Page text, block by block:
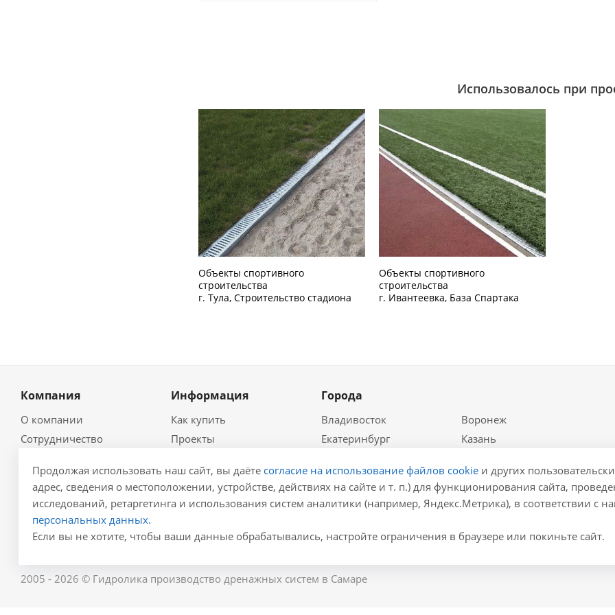
Использовалось при
Объекты спортивного
строительства
г. Тула, Строительство стадиона
Объекты спортивного
строительства
г. Ивантеевка, База Спартака
Компания
О компании
Сотрудничество
Контакты
Политика
Реквизиты
Результаты СОУТ
Информация
Как купить
Проекты
Гидравлический
калькулятор
Для проектировщиков
Города
Владивосток
Воронеж
Екатеринбург
Казань
Крым
Москва
Нижний Новгород
Новосибирск
Санкт-Петербург
2005 - 2026 © Гидролика производство дренажных систем в Самаре
Продолжая использовать наш сайт, вы даёте согласие на использование файлов cookieи других
адрес, сведения о местоположении, устройстве, действиях на сайте и т. п.) для функционирования сайта,
исследований, ретаргетинга и использования систем аналитики (например, Яндекс.Метрика), в соответствии с
персональных данных.
Если вы не хотите, чтобы ваши данные обрабатывались, настройте ограничения в браузере или покиньте сайт.